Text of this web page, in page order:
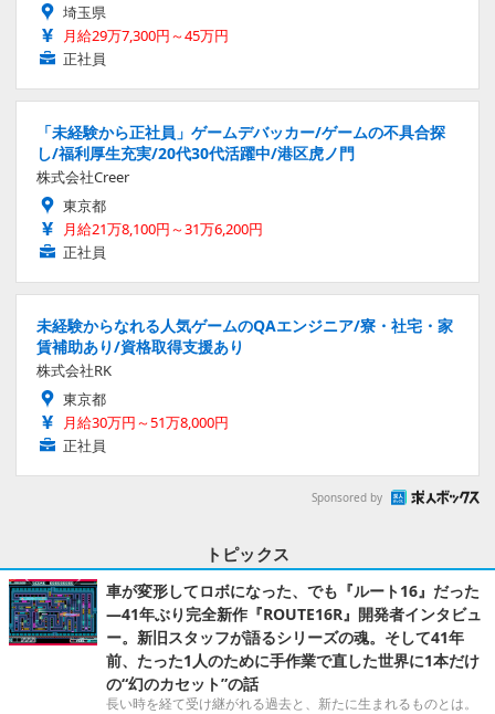
埼玉県
月給29万7,300円～45万円
正社員
「未経験から正社員」ゲームデバッカー/ゲームの不具合探
し/福利厚生充実/20代30代活躍中/港区虎ノ門
株式会社Creer
東京都
月給21万8,100円～31万6,200円
正社員
未経験からなれる人気ゲームのQAエンジニア/寮・社宅・家
賃補助あり/資格取得支援あり
株式会社RK
東京都
月給30万円～51万8,000円
正社員
Sponsored by
トピックス
車が変形してロボになった、でも『ルート16』だった
―41年ぶり完全新作『ROUTE16R』開発者インタビュ
ー。新旧スタッフが語るシリーズの魂。そして41年
前、たった1人のために手作業で直した世界に1本だけ
の“幻のカセット”の話
長い時を経て受け継がれる過去と、新たに生まれるものとは。